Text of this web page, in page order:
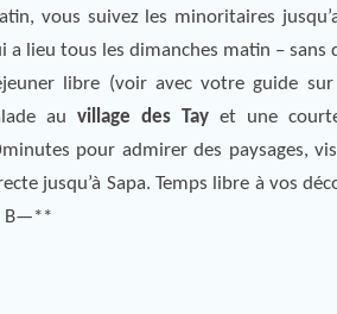
vous suivez les minoritaires
a lieu tous les dimanches matin –
libre (voir avec votre guide
au village des Tay et une
pour admirer des paysages,
jusqu’à Sapa. Temps libre à vos
B—**